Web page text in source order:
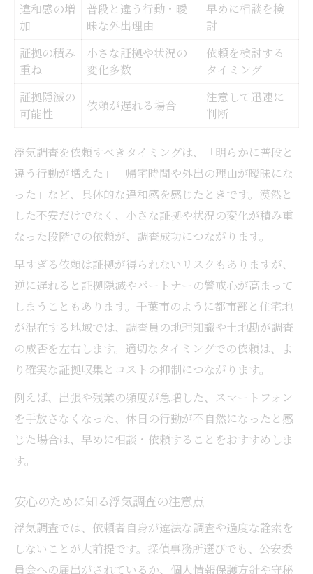
違和感の増
加
普段と違う行動・曖
昧な外出理由
早めに相談を検
討
証拠の積み
重ね
小さな証拠や状況の
変化多数
依頼を検討する
タイミング
証拠隠滅の
可能性
依頼が遅れる場合
注意して迅速に
判断
浮気調査を依頼すべきタイミングは、「明らかに普段と
違う行動が増えた」「帰宅時間や外出の理由が曖昧にな
った」など、具体的な違和感を感じたときです。漠然と
した不安だけでなく、小さな証拠や状況の変化が積み重
なった段階での依頼が、調査成功につながります。
早すぎる依頼は証拠が得られないリスクもありますが、
逆に遅れると証拠隠滅やパートナーの警戒心が高まって
しまうこともあります。千葉市のように都市部と住宅地
が混在する地域では、調査員の地理知識や土地勘が調査
の成否を左右します。適切なタイミングでの依頼は、よ
り確実な証拠収集とコストの抑制につながります。
例えば、出張や残業の頻度が急増した、スマートフォン
を手放さなくなった、休日の行動が不自然になったと感
じた場合は、早めに相談・依頼することをおすすめしま
す。
安心のために知る浮気調査の注意点
浮気調査では、依頼者自身が違法な調査や過度な詮索を
しないことが大前提です。探偵事務所選びでも、公安委
員会への届出がされているか、個人情報保護方針や守秘